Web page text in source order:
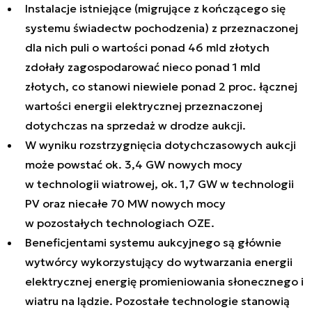
Instalacje istniejące (migrujące z kończącego się
systemu świadectw pochodzenia) z przeznaczonej
dla nich puli o wartości ponad 46 mld złotych
zdołały zagospodarować nieco ponad 1 mld
złotych, co stanowi niewiele ponad 2 proc. łącznej
wartości energii elektrycznej przeznaczonej
dotychczas na sprzedaż w drodze aukcji.
W wyniku rozstrzygnięcia dotychczasowych aukcji
może powstać ok. 3,4 GW nowych mocy
w technologii wiatrowej, ok. 1,7 GW w technologii
PV oraz niecałe 70 MW nowych mocy
w pozostałych technologiach OZE.
Beneficjentami systemu aukcyjnego są głównie
wytwórcy wykorzystujący do wytwarzania energii
elektrycznej energię promieniowania słonecznego i
wiatru na lądzie. Pozostałe technologie stanowią